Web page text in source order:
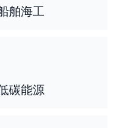
舶海工
碳能源